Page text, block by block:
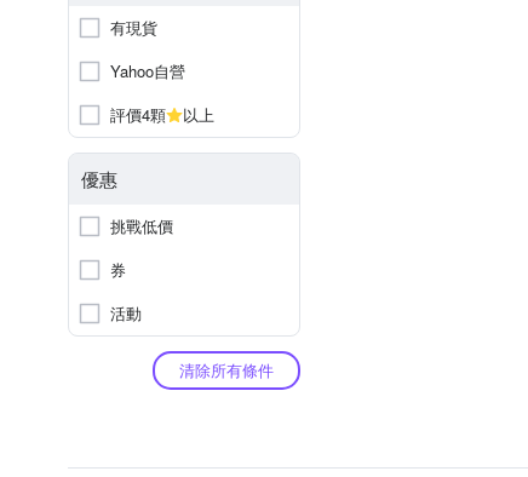
有現貨
Yahoo自營
評價4顆
以上
優惠
挑戰低價
券
活動
清除所有條件